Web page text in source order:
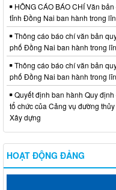
HÔNG CÁO BÁO CHÍ Văn
tỉnh Đồng Nai ban hành trong
Thông cáo báo chí văn bản
phố Đồng Nai ban hành trong
Thông cáo báo chí văn bản
phố Đồng Nai ban hành trong
Quyết định ban hành Quy
tổ chức của Cảng vụ đường
Xây dựng
HOẠT ĐỘNG ĐẢNG